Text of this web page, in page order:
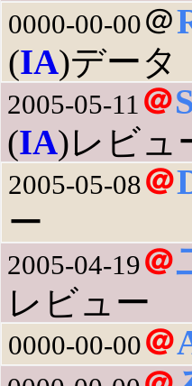
0000-00-00＠
(IA)データ
2005-05-11 ＠
(IA)レビュ
2005-05-08＠
ー
2005-04-19＠
レビュー
0000-00-00＠